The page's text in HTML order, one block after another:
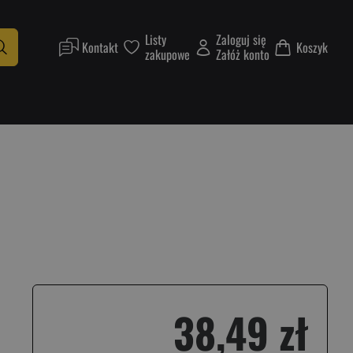
Kontakt Listy
zakupowe
Zaloguj się
Załóż konto Koszyk
38,49 zł